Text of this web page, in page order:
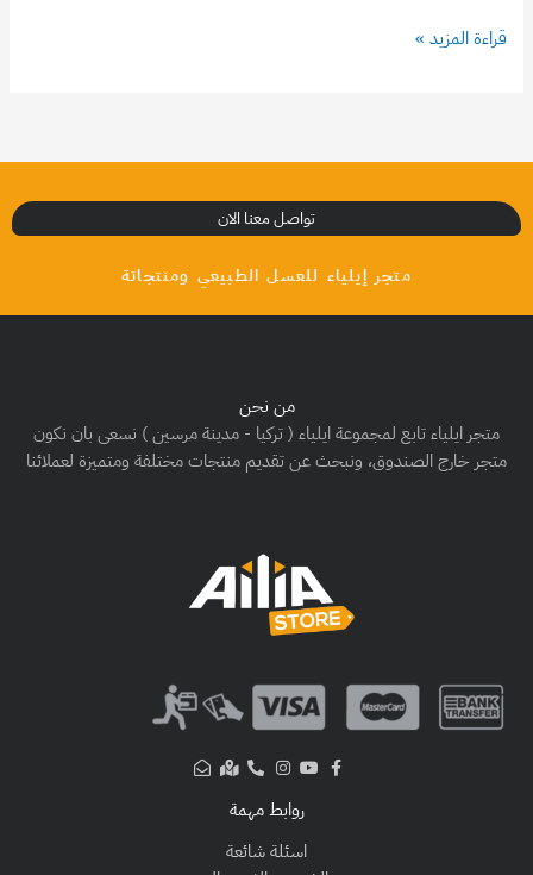
قراءة المزيد »
تواصل معنا الان
متجر إيلياء للعسل الطبيعي ومنتجاتة
من نحن
متجر ايلياء تابع لمجموعة ايلياء ( تركيا - مدينة مرسين ) نسعى بان نكون
متجر خارج الصندوق، ونبحث عن تقديم منتجات مختلفة ومتميزة لعملائنا
روابط مهمة
اسئلة شائعة